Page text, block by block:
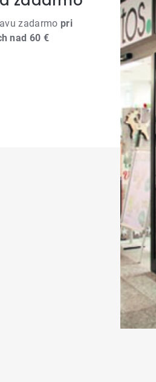
zadarmo pri
nad 60 €